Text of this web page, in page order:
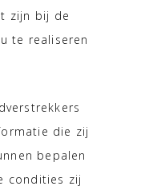
zijn bij de
te realiseren
die zij
bepalen
condities zij